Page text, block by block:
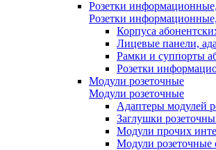
Розетки
Розетки
Корпуса
Лицевые панели,
Рамки и суппорты
Розетки
Модули розеточные
Модули розеточные
Адаптеры модулей
Заглушки
Модули прочих
Модули розеточные